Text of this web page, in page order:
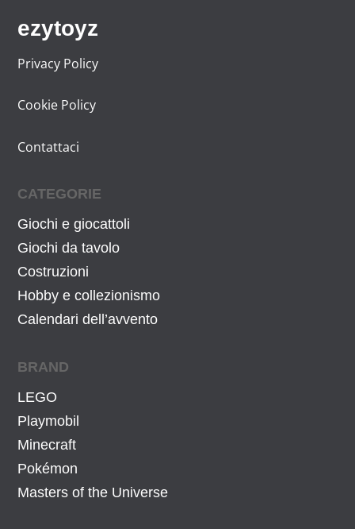
ezytoyz
Privacy Policy
Cookie Policy
Contattaci
CATEGORIE
Giochi e giocattoli
Giochi da tavolo
Costruzioni
Hobby e collezionismo
Calendari dell’avvento
BRAND
LEGO
Playmobil
Minecraft
Pokémon
Masters of the Universe